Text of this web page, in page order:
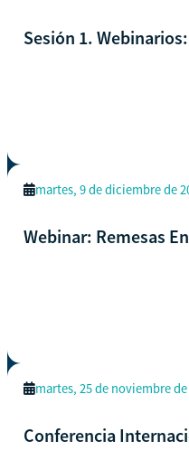
Sesión 1.
martes, 9 de diciembre de
Webinar: Remesas
martes, 25 de noviembre de
Conferencia